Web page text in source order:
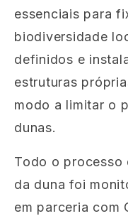
essenciais para
biodiversidade
definidos e
estruturas
modo a limitar o
dunas.
Todo o processo
da duna foi
em parceria com